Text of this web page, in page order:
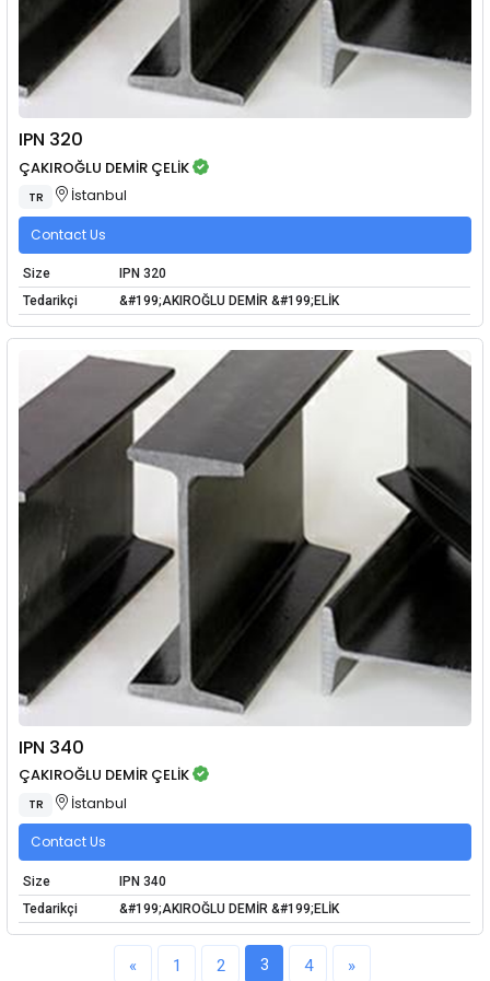
IPN 320
ÇAKIROĞLU DEMİR ÇELİK
TR İstanbul
Contact Us
Size
IPN 320
Tedarikçi
&#199;AKIROĞLU DEMİR &#199;ELİK
IPN 340
ÇAKIROĞLU DEMİR ÇELİK
TR İstanbul
Contact Us
Size
IPN 340
Tedarikçi
&#199;AKIROĞLU DEMİR &#199;ELİK
« 1 2 3 4 »